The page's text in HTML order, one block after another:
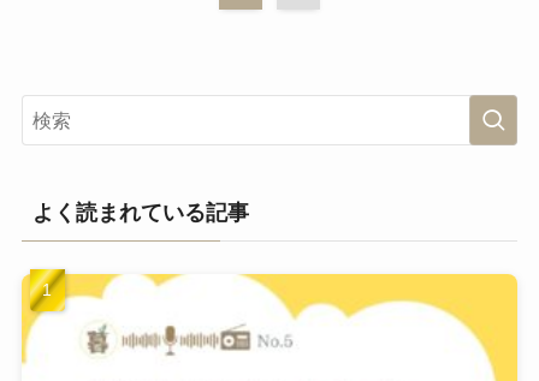
よく読まれている記事